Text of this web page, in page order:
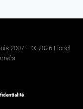
2007 – © 2026 Lionel